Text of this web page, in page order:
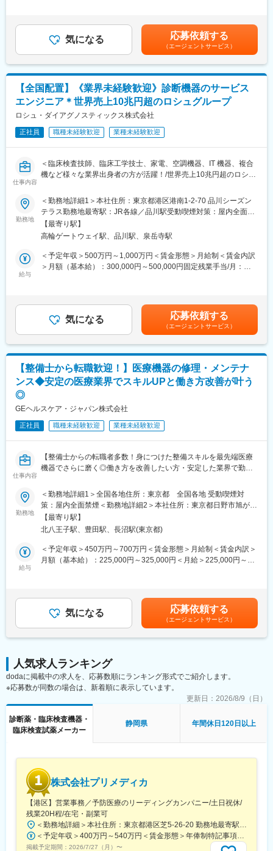
たい」という想いから、70年前に国内初の“スピードギプス”を開
発。
看護師が時間をかけて作らなければならなかったギプス包帯を革
新し、日本の骨折治療にイノベーションを起こしました。
その“現場に寄り添う精神”は今も変わらず、助け合いの文化と患者
さんへの真摯な姿勢が根付いた会社です。
変更の範囲：会社の定める業務
■PET検査：
PET検査は、現在注目されている、がんの診断・早期発見を可能
の治療が益々重要視されている中で高い注目を集めています。
■事業：
主な事業分野であるSPECT・PETと呼ばれる核医学検査は、生体
内の微妙な変化をとらえて画像化する「分子イメージング」とい
う技術であり、医療課題の克服に幅広く力を発揮できる可能性が
あります。特にPET検査はがん診療になくてはならないツールと
なりましたが、当社は2005年に国内初のPET検査用放射性医薬品
の承認を取得し、現在は全国11か所の製造拠点のもと安定供給体
制を整えております。
【業務内容】
■最新の学術情報の伝達：
核医学における最新の学術情報を伝達することが、同社のMRに与
えられた最大のミッションです。病院スタッフを対象にした説明
■講演会の開催：
■その他：
診断補助として使用する画像解析ツール（ソフト）の紹介・説
明・導入・解説等も診療科医師や放射線科に行います。
【訪問先】
核医学診断設備を有する国公立や私立の大規模病院が中心になり
ます。放射線科、脳外科、循環器内科などが主な訪問先です。
す。
【入社後について】
約1か月ほど製剤などの研修を行い、顧客先への訪問は先輩社員と
同行していただくことを想定しています。
月、12月）■業績賞与：年1回（3月）※会社業績及び個人業績のタ
ーゲット100％達成の場合支給■昇給：年1回※深夜就業した場合
は、別途深夜手当支給賃金はあくまでも目安の金額であり、選考
を通じて上下する可能性があります。月給(月額)は固定手当を含め
た表記です。
気になる 応募依頼する
（エージェントサービス）
【全国配置】《業界未経験歓迎》診断機器のサービス
エンジニア＊世界売上10兆円超のロシュグループ
ロシュ・ダイアグノスティックス株式会社
正社員 職種未経験歓迎 業種未経験歓迎
仕事内容
＜臨床検査技師、臨床工学技士、家電、空調機器、IT 機器、複合
機など様々な業界出身者の方が活躍！/世界売上10兆円超のロシュ
業20時間/夜間呼び出しほとんどなし/直行直属/研修体制充実＞
■求人概要：
フィールドサービスエンジニア職として、当社製品の新規据付、
保守点検をお任せいたします。コロナ禍以降、医療や検査の意義
が更に高まりニーズが増加する中での増員採用となります。社会
貢献、顧客への価値向上意識が高く、自身の専門性を高めたい方
・当社検査機器の新規据付
・ユーザー（臨床検査技師）に対する機器の操作説明
※保守点検は契約締結や請求業務はありますが、契約目標などの予
算はありません。
※緊急時の一次対応はコールセンターが対応です。二次対応として
医療機関や検査センターで使用される臨床検査機器になります。
査の質や生産性向上に貢献することができます。実際に本ポジシ
ョンからの声で製品改良に繋がった事例が複数あり、オープンな
■働き方：
・月平均残業時間は20時間程度
・機器の新規設置は夕方～夜にかけて行うケースが月に数回あり
します。夜間/休日の対応は週単位でチームで当番制で行ってお
り、特定の人員が多くならないようにしています。また、当番や
入社後6か月間は東京本社での研修を予定しております。（遠方の
方は住居を手配します。）取り扱い製品数は多いですが、支店配
属後も先輩社員との同行を通して業務習得していただくため、業
す。
変更の範囲：会社の定める業務
勤務地
＜勤務地詳細1＞本社住所：東京都港区港南1-2-70 品川シーズン
テラス勤務地最寄駅：JR各線／品川駅受動喫煙対策：屋内全面禁
煙＜勤務地詳細2＞全国（エリア確約不可）住所：全国いずれかの
配属となります。 受動喫煙対策：敷地内喫煙可能場所あり変更の
【最寄り駅】
高輪ゲートウェイ駅、品川駅、泉岳寺駅
給与
＜予定年収＞500万円～1,000万円＜賃金形態＞月給制＜賃金内訳
＞月額（基本給）：300,000円～500,000円固定残業手当/月：
でのご経験に応じ、決定します。賃金はあくまでも目安の金額で
あり、選考を通じて上下する可能性があります。月給(月額)は固定
手当を含めた表記です。
気になる 応募依頼する
（エージェントサービス）
【整備士から転職歓迎！】医療機器の修理・メンテナ
ンス◆安定の医療業界でスキルUPと働き方改善が叶う
◎
GEヘルスケア・ジャパン株式会社
正社員 職種未経験歓迎 業種未経験歓迎
仕事内容
【整備士からの転職者多数！身につけた整備スキルを最先端医療
機器でさらに磨く◎働き方を改善したい方・安定した業界で勤務
ー】
■業務内容：
医療画像診断装置（CT,MRI）、超音波診断装置や麻酔器、生体モ
ニターを展開する同社のサービスステーションの一員として、下
記のような業務をお任せします。
・医療装置の保守 修理、点検等メンテナンス
に着けることで自然と対応が可能になりますのでご安心くださ
い。
スキルを備えたあとは土日や夜間（当番制）に呼び出し（月2, 3回
程度）はありますが、一次対応はコールセンターが行い、現場で
の対応が必要な場合のみ、出勤します。
また呼び出し手当、待機手当、時間外出勤手当などはしっかり完
こちらはスキルを備えられたことが確認できたのちに入ることに
なりますので、新人の内から対応を求められることはありませ
不明な点は本部アプリケーションエンジニアなどがいるため、最
初は専門的な知識はそこまで持っていなくても大丈夫です。
■研修制度：
各営業所の先輩社員とOJT形式で半年～1年程度かけて育成を行い
ます。過去にも未経験の方も多く入社していますのでご安心くだ
さい。
勤務地
＜勤務地詳細1＞全国各地住所：東京都 全国各地 受動喫煙対
策：屋内全面禁煙＜勤務地詳細2＞本社住所：東京都日野市旭が丘
4-7-127 勤務地最寄駅：JR中央線／豊田駅受動喫煙対策：屋内全
面禁煙変更の範囲：会社の定める事業所（リモートワーク含む）
【最寄り駅】
北八王子駅、豊田駅、長沼駅(東京都)
給与
＜予定年収＞450万円～700万円＜賃金形態＞月給制＜賃金内訳＞
月額（基本給）：225,000円～325,000円＜月給＞225,000円～
までも目安の金額であり、選考を通じて上下する可能性がありま
す。賃金はあくまでも目安の金額であり、選考を通じて上下する
可能性があります。月給(月額)は固定手当を含めた表記です。
気になる 応募依頼する
（エージェントサービス）
人気求人ランキング
dodaに掲載中の求人を、応募数順にランキング形式でご紹介します。
※応募数が同数の場合は、新着順に表示しています。
更新日： 2026/8/9（日）
診断薬・臨床検査機器・
臨床検査試薬メーカー
静岡県 年間休日120日以上
株式会社プリメディカ
【港区】営業事務／予防医療のリーディングカンパニー/土日祝休/
残業20H程/在宅・副業可
＜勤務地詳細＞本社住所：東京都港区芝5-26-20 勤務地最寄駅：都営大江戸線／大門駅受動喫煙対策：屋内全面禁煙変更の範囲：会社の定める事業所（リモートワーク含む）
＜予定年収＞400万円～540万円＜賃金形態＞年俸制特記事項なし＜賃金内訳＞年額（基本給）：3,210,000円～4,653,360円固定残業手当/月：65,462円～112,220円（固定残業時間30時間0分/月）超過した時間外労働の残業手当は追加支給＜月額＞332,962円～500,000円（12分割）（一律手当を含む）＜昇給有無＞有＜残業手当＞有賃金はあくまでも目安の金額であり、選考を通じて上下する可能性があります。月給(月額)は固定手当を含めた表記です。
掲載予定期間： 2026/7/27（月） 〜